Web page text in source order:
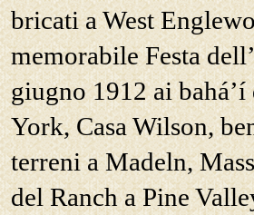
bricati a West
memorabile Festa
giugno 1912 ai
York, Casa Wilson,
terreni a Madeln,
del Ranch a Pine